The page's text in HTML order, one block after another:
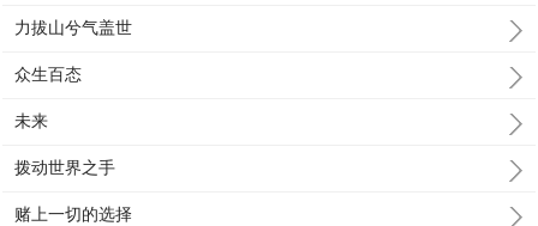
力拔山兮气盖世
众生百态
未来
拨动世界之手
赌上一切的选择